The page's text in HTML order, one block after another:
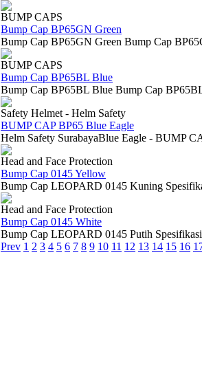
BUMP CAPS
Bump Cap BP65GN Green
Bump Cap BP65GN Green Bump Cap
BUMP CAPS
Bump Cap BP65BL Blue
Bump Cap BP65BL Blue Bump Cap
Safety Helmet - Helm Safety
BUMP CAP BP65 Blue Eagle
Helm Safety SurabayaBlue Eagle - BUMP
Head and Face Protection
Bump Cap 0145 Yellow
Bump Cap LEOPARD 0145 Kuning
Head and Face Protection
Bump Cap 0145 White
Bump Cap LEOPARD 0145 Putih
Prev 1 2 3 4 5 6 7 8 9 10 11 12 13 14 15 16